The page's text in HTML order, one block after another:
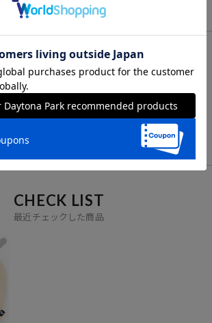
FOR YOU
あなたにおすすめのアイテム
VIEW ALL
CHECK LIST
最近チェックした商品